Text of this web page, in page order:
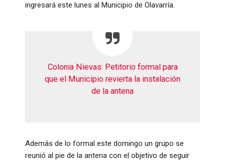
ingresará este lunes al Municipio de Olavarría.
Colonia Nievas: Petitorio formal para
que el Municipio revierta la instalación
de la antena
Además de lo formal este domingo un grupo se
reunió al pie de la antena con el objetivo de seguir